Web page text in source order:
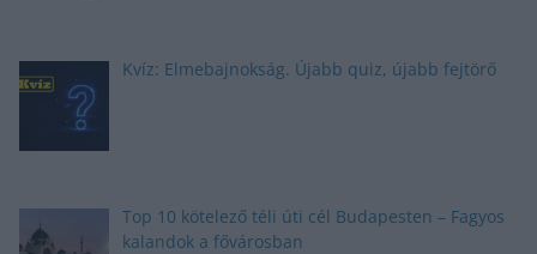
Kvíz: Elmebajnokság. Újabb quiz, újabb fejtörő
Top 10 kötelező téli úti cél Budapesten – Fagyos
kalandok a fővárosban